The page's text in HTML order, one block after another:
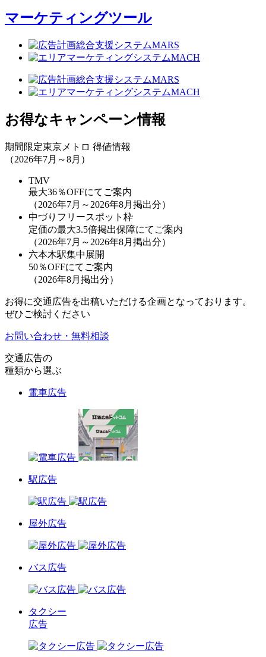
マーケティングツール
お得なキャンペーン情報
期間限定東京メトロ 得値情報
（2026年7月～8月）
TMV
最大36％OFFにてご案内
（2026年7月～2026年8月掲出分）
中づりフリースポット枠
定価の最大3.5倍掲出保障にてご案内
（2026年7月～2026年8月掲出分）
六本木駅集中展開
50％OFFにてご案内
（2026年8月掲出分）
お得に交通広告を出稿いただける企画となっております。
ぜひご検討ください
お問い合わせ・無料相談
交通広告の
種類から選ぶ
電車広告
駅広告
屋外広告
バス広告
タクシー
広告